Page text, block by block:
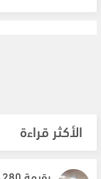
الأكثر قراءة